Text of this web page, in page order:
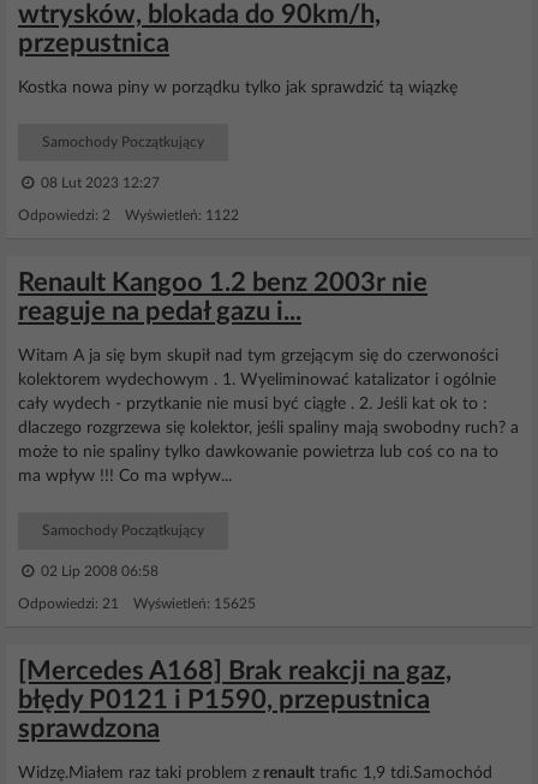
wtrysków, blokada do 90km/h,
przepustnica
Kostka nowa piny w porządku tylko jak sprawdzić tą wiązkę
Samochody Początkujący
08 Lut 2023 12:27
Odpowiedzi: 2 Wyświetleń: 1122
Renault Kangoo 1.2 benz 2003r nie
reaguje na pedał gazu i...
Witam A ja się bym skupił nad tym grzejącym się do czerwoności
kolektorem wydechowym . 1. Wyeliminować katalizator i ogólnie
cały wydech - przytkanie nie musi być ciągłe . 2. Jeśli kat ok to :
dlaczego rozgrzewa się kolektor, jeśli spaliny mają swobodny ruch? a
może to nie spaliny tylko dawkowanie powietrza lub coś co na to
ma wpływ !!! Co ma wpływ...
Samochody Początkujący
02 Lip 2008 06:58
Odpowiedzi: 21 Wyświetleń: 15625
[Mercedes A168] Brak reakcji na gaz,
błędy P0121 i P1590, przepustnica
sprawdzona
Widzę.Miałem raz taki problem z renault trafic 1,9 tdi.Samochód